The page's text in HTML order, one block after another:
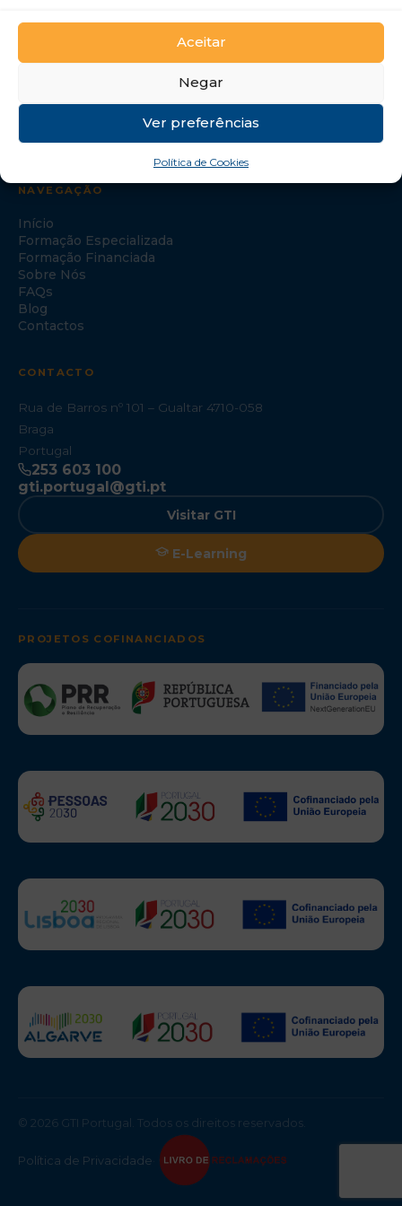
Aceitar
Negar
Ver preferências
Política de Cookies
NAVEGAÇÃO
Início
Formação Especializada
Formação Financiada
Sobre Nós
FAQs
Blog
Contactos
CONTACTO
Rua de Barros nº 101 – Gualtar 4710-058
Braga
Portugal
253 603 100
gti.portugal@gti.pt
Visitar GTI
E-Learning
PROJETOS COFINANCIADOS
© 2026 GTI Portugal. Todos os direitos reservados.
Política de Privacidade